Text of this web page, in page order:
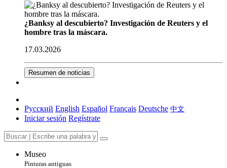
¿Banksy al descubierto? Investigación de Reuters y el
hombre tras la máscara.
17.03.2026
Resumen de noticias
Русский English Español Français Deutsche 中文
Iniciar sesión Regístrate
Museo
Pinturas antiguas